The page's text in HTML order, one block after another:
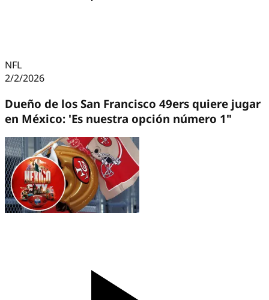
NFL
2/2/2026
Dueño de los San Francisco 49ers quiere jugar
en México: 'Es nuestra opción número 1"